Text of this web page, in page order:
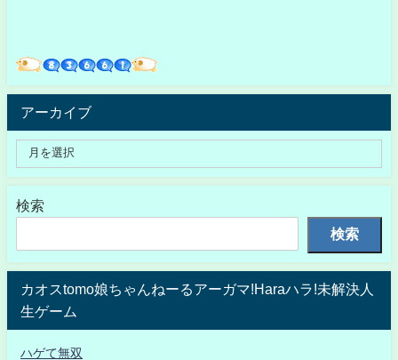
アーカイブ
検索
検索
カオスtomo娘ちゃんねーるアーガマ!Haraハラ!未解決人
生ゲーム
ハゲて無双